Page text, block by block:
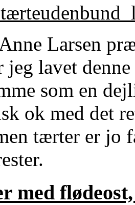
Larsen
jeg lavet
som en
ok med det
tærter er jo
med flødeost,